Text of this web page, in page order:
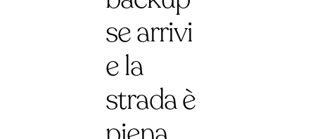
se arrivi
e la
strada è